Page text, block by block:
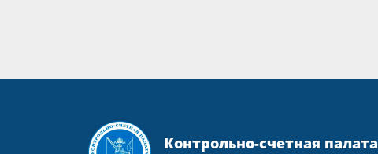
Контрольно-счетная палата